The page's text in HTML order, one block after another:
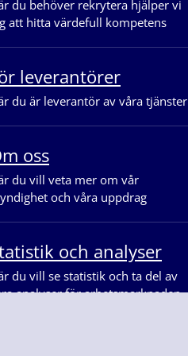
du behöver rekrytera hjälper vi
att hitta värdefull kompetens
leverantörer
du är leverantör av våra tjänster
oss
du vill veta mer om vår
och våra uppdrag
och analyser
du vill se statistik och ta del av
analyser för arbetsmarknaden